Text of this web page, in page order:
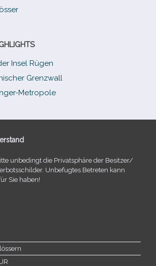
Insel Rügen
Grenzwall
Metropole
unbe­dingt die Privatsphäre der Besitzer/​
Unbefugtes Betreten kann
Sie haben!